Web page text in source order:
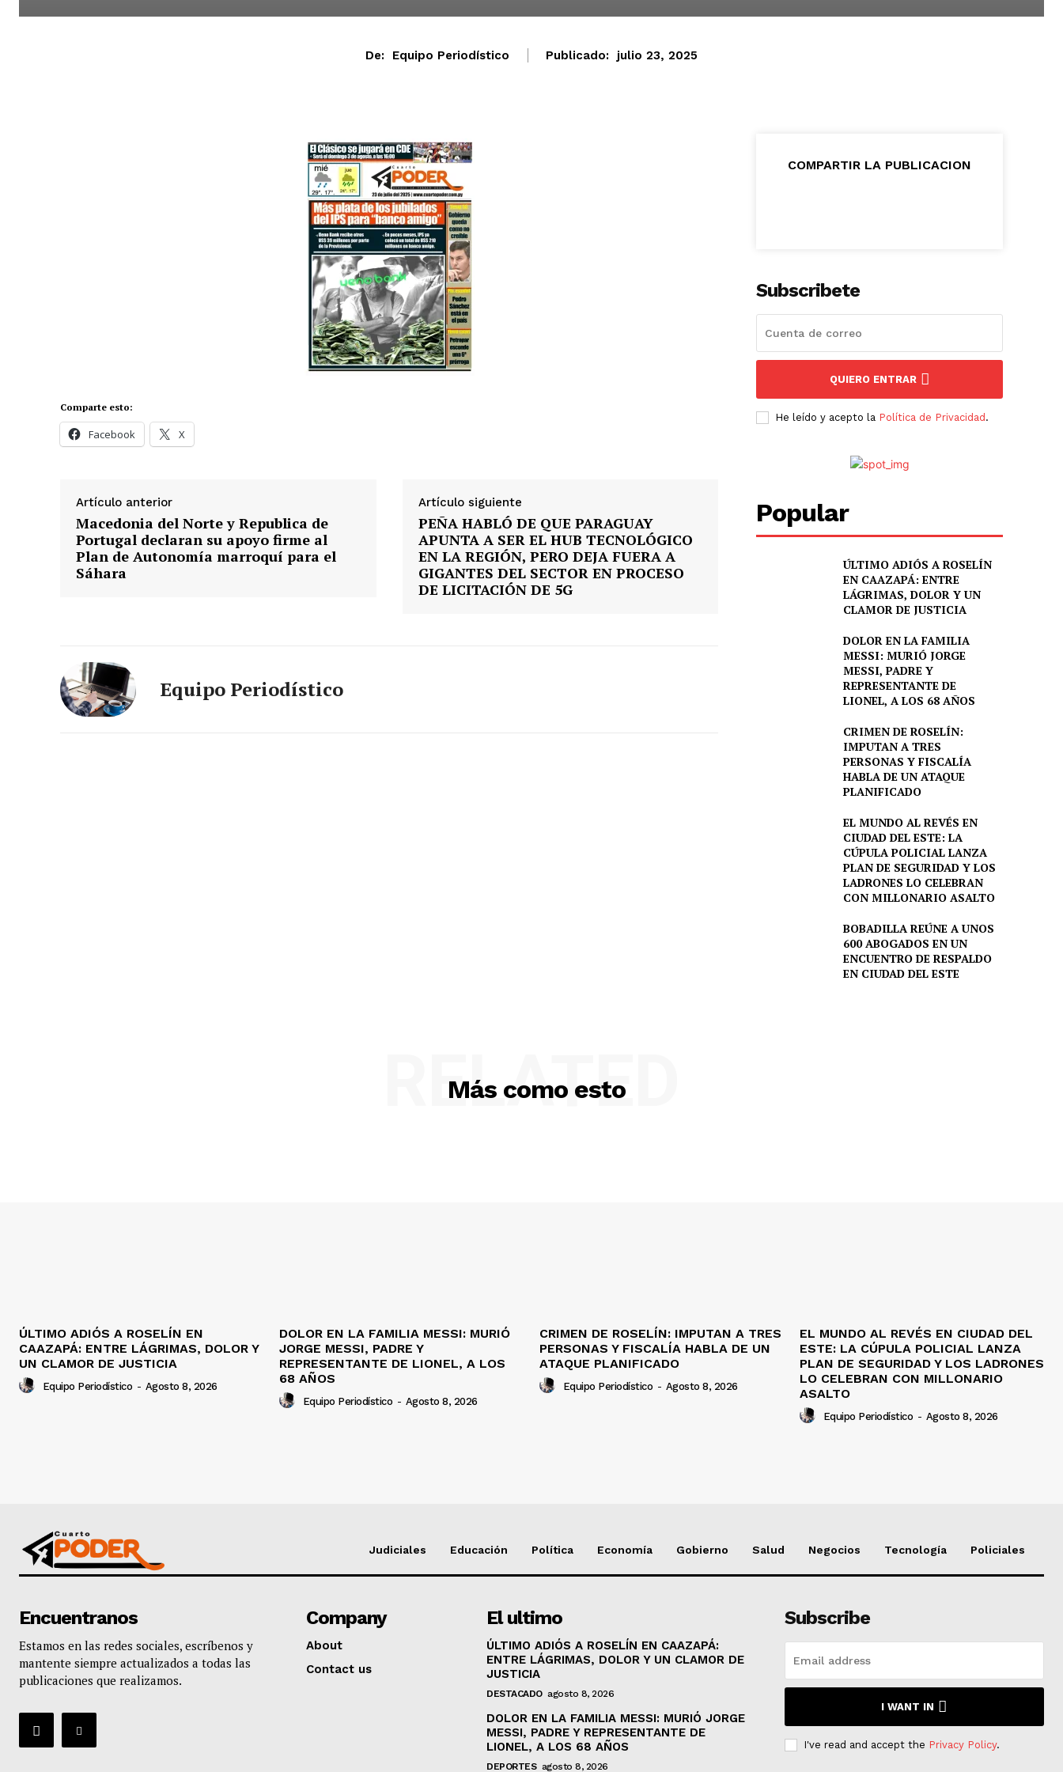
De: Equipo Periodístico Publicado: julio 23, 2025
Comparte esto:
Facebook X
Artículo anterior
Macedonia del Norte y Republica de
Portugal declaran su apoyo firme al
Plan de Autonomía marroquí para el
Sáhara
Artículo siguiente
PEÑA HABLÓ DE QUE PARAGUAY
APUNTA A SER EL HUB TECNOLÓGICO
EN LA REGIÓN, PERO DEJA FUERA A
GIGANTES DEL SECTOR EN PROCESO
DE LICITACIÓN DE 5G
Equipo Periodístico
COMPARTIR LA PUBLICACION
Subscribete
QUIERO ENTRAR
He leído y acepto la Política de Privacidad .
Popular
ÚLTIMO ADIÓS A ROSELÍN
EN CAAZAPÁ: ENTRE
LÁGRIMAS, DOLOR Y UN
CLAMOR DE JUSTICIA
DOLOR EN LA FAMILIA
MESSI: MURIÓ JORGE
MESSI, PADRE Y
REPRESENTANTE DE
LIONEL, A LOS 68 AÑOS
CRIMEN DE ROSELÍN:
IMPUTAN A TRES
PERSONAS Y FISCALÍA
HABLA DE UN ATAQUE
PLANIFICADO
EL MUNDO AL REVÉS EN
CIUDAD DEL ESTE: LA
CÚPULA POLICIAL LANZA
PLAN DE SEGURIDAD Y LOS
LADRONES LO CELEBRAN
CON MILLONARIO ASALTO
BOBADILLA REÚNE A UNOS
600 ABOGADOS EN UN
ENCUENTRO DE RESPALDO
EN CIUDAD DEL ESTE
Más como esto
RELATED
ÚLTIMO ADIÓS A ROSELÍN EN
CAAZAPÁ: ENTRE LÁGRIMAS, DOLOR Y
UN CLAMOR DE JUSTICIA
Equipo Periodístico - Agosto 8, 2026
DOLOR EN LA FAMILIA MESSI: MURIÓ
JORGE MESSI, PADRE Y
REPRESENTANTE DE LIONEL, A LOS
68 AÑOS
Equipo Periodístico - Agosto 8, 2026
CRIMEN DE ROSELÍN: IMPUTAN A TRES
PERSONAS Y FISCALÍA HABLA DE UN
ATAQUE PLANIFICADO
Equipo Periodístico - Agosto 8, 2026
EL MUNDO AL REVÉS EN CIUDAD DEL
ESTE: LA CÚPULA POLICIAL LANZA
PLAN DE SEGURIDAD Y LOS LADRONES
LO CELEBRAN CON MILLONARIO
ASALTO
Equipo Periodístico - Agosto 8, 2026
Judiciales Educación Política Economía Gobierno Salud Negocios Tecnología Policiales
Encuentranos
Estamos en las redes sociales, escríbenos y
mantente siempre actualizados a todas las
publicaciones que realizamos.
Company
About
Contact us
El ultimo
ÚLTIMO ADIÓS A ROSELÍN EN CAAZAPÁ:
ENTRE LÁGRIMAS, DOLOR Y UN CLAMOR DE
JUSTICIA
DESTACADO agosto 8, 2026
DOLOR EN LA FAMILIA MESSI: MURIÓ JORGE
MESSI, PADRE Y REPRESENTANTE DE
LIONEL, A LOS 68 AÑOS
DEPORTES agosto 8, 2026
Subscribe
I WANT IN
I've read and accept the Privacy Policy.